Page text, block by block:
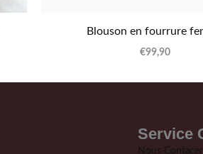
Blouson en fourrure
€99,90
Service
Nous-Contacer